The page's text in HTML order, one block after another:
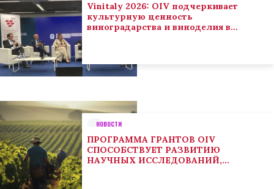
Vinitaly 2026: OIV подчеркивает
культурную ценность
виноградарства и виноделия в
НОВОСТИ
ПРОГРАММА ГРАНТОВ OIV
СПОСОБСТВУЕТ РАЗВИТИЮ
НАУЧНЫХ ИССЛЕДОВАНИЙ,